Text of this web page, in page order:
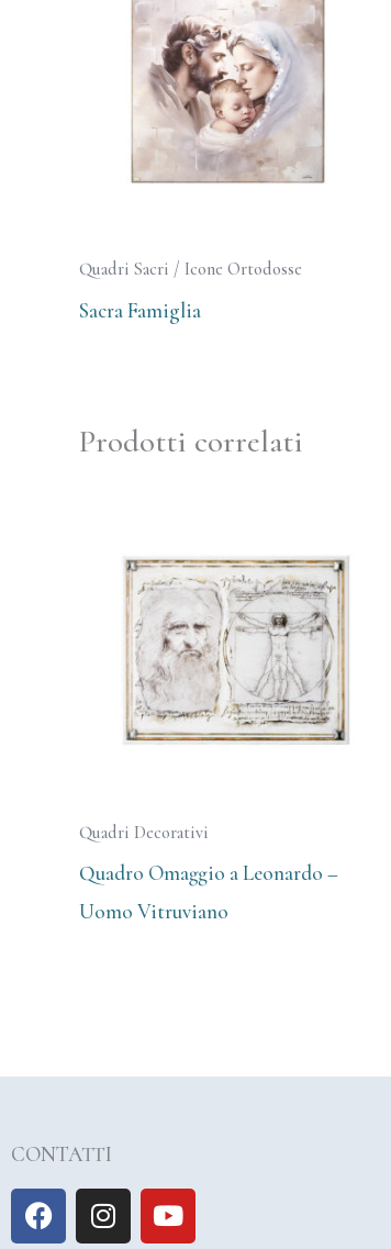
Quadri Sacri / Icone Ortodosse
Sacra Famiglia
Prodotti correlati
Quadri Decorativi
Quadro Omaggio a Leonardo –
Uomo Vitruviano
CONTATTI
F
a
I
n
Y
o